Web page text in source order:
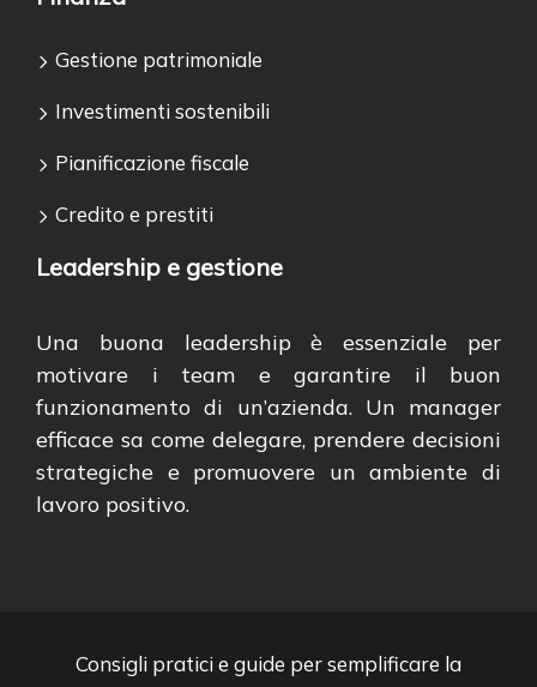
Gestione patrimoniale
Investimenti sostenibili
Pianificazione fiscale
Credito e prestiti
Leadership e gestione
Una buona leadership è essenziale per
motivare i team e garantire il buon
funzionamento di un’azienda. Un manager
efficace sa come delegare, prendere decisioni
strategiche e promuovere un ambiente di
lavoro positivo.
Consigli pratici e guide per semplificare la